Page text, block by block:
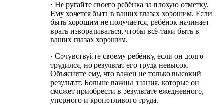
· Не ругайте своего ребёнка за плохую отметку.
Ему хочется быть в ваших глазах хорошим. Если
быть хорошим не получается, ребёнок начинает
врать изворачиваться, чтобы всё-таки быть в
ваших глазах хорошим.
· Сочувствуйте своему ребёнку, если он долго
трудился, но результат его труда невысок.
Объясните ему, что важен не только высокий
результат. Больше важны знания, которые он
сможет приобрести в результате ежедневного,
упорного и кропотливого труда.